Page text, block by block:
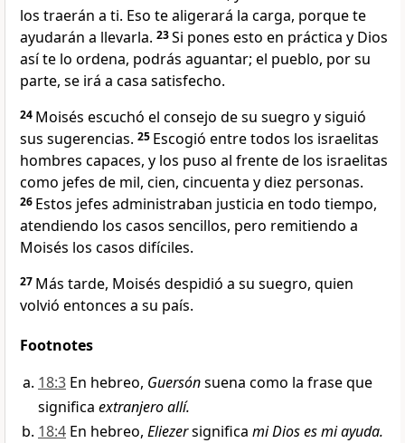
los traerán a ti. Eso te aligerará la carga, porque te
ayudarán a llevarla. 23Si pones esto en práctica y Dios
así te lo ordena, podrás aguantar; el pueblo, por su
parte, se irá a casa satisfecho.
24 Moisés escuchó el consejo de su suegro y siguió
sus sugerencias. 25 Escogió entre todos los israelitas
hombres capaces, y los puso al frente de los israelitas
como jefes de mil, cien, cincuenta y diez personas.
26 Estos jefes administraban justicia en todo tiempo,
atendiendo los casos sencillos, pero remitiendo a
Moisés los casos difíciles.
27 Más tarde, Moisés despidió a su suegro, quien
volvió entonces a su país.
Footnotes
18:3 En hebreo, Guersónsuena como la frase que
significa extranjero allí.
18:4 En hebreo, Eliezersignifica mi Dios es mi ayuda.